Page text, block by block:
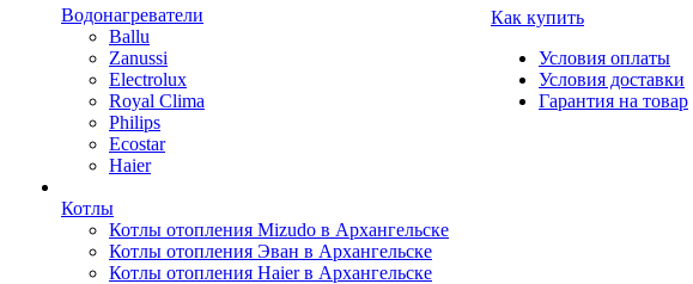
Водонагреватели
Ballu
Zanussi
Electrolux
Royal Clima
Philips
Ecostar
Haier
Котлы
Котлы отопления Mizudo в Архангельске
Котлы отопления Эван в Архангельске
Котлы отопления Haier в Архангельске
Как купить
Условия оплаты
Условия доставки
Гарантия на товар